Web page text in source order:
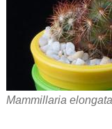
Mammillaria elongata